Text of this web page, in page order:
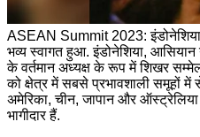
ASEAN Summit 2023: इंडोनेशिया
भव्य स्वागत हुआ. इंडोनेशिया, आसियान
के वर्तमान अध्यक्ष के रूप में शिखर
को क्षेत्र में सबसे प्रभावशाली समूहों में
अमेरिका, चीन, जापान और
भागीदार हैं.